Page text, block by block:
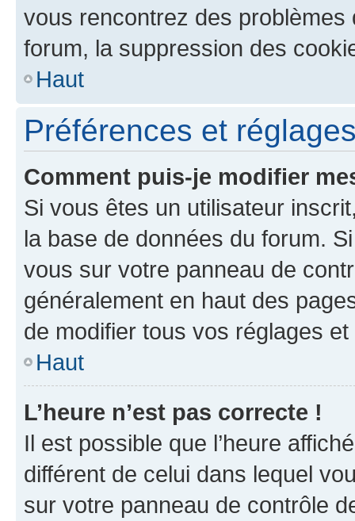
vous rencontrez des
forum, la suppression des
Haut
Préférences et
Comment puis-je modifier
Si vous êtes un utilisateur
la base de données du forum.
vous sur votre panneau de
généralement en haut des
de modifier tous vos réglages
Haut
L’heure n’est pas correcte !
Il est possible que l’heure
différent de celui dans lequel
sur votre panneau de contrôle